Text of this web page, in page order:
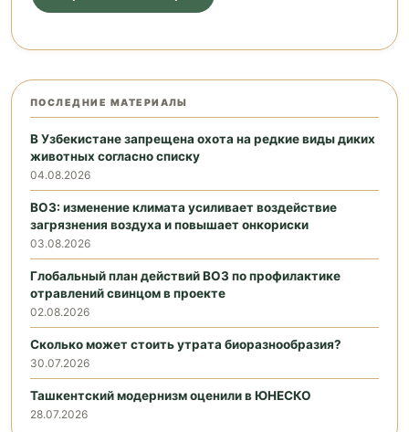
ПОСЛЕДНИЕ МАТЕРИАЛЫ
В Узбекистане запрещена охота на редкие виды диких
животных согласно списку
04.08.2026
ВОЗ: изменение климата усиливает воздействие
загрязнения воздуха и повышает онкориски
03.08.2026
Глобальный план действий ВОЗ по профилактике
отравлений свинцом в проекте
02.08.2026
Сколько может стоить утрата биоразнообразия?
30.07.2026
Ташкентский модернизм оценили в ЮНЕСКО
28.07.2026